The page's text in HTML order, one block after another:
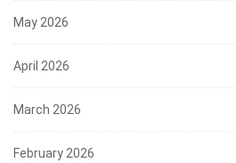
May 2026
April 2026
March 2026
February 2026